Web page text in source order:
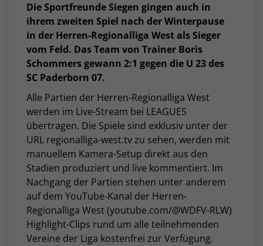
Die Sportfreunde Siegen gingen auch in
ihrem zweiten Spiel nach der Winterpause
in der Herren-Regionalliga Westals Sieger
vom Feld. Das Team von Trainer Boris
Schommers gewann 2:1 gegen die U 23 des
SC Paderborn 07.
Alle Partien der Herren-Regionalliga West
werden im Live-Stream bei LEAGUES
übertragen. Die Spiele sind exklusiv unter der
URL regionalliga-west.tv zu sehen, werden mit
manuellem Kamera-Setup direkt aus den
Stadien produziert und live kommentiert. Im
Nachgang der Partien stehen unter anderem
auf dem YouTube-Kanal der Herren-
Regionalliga West (youtube.com/@WDFV-RLW)
Highlight-Clips rund um alle teilnehmenden
Vereine der Liga kostenfrei zur Verfügung.